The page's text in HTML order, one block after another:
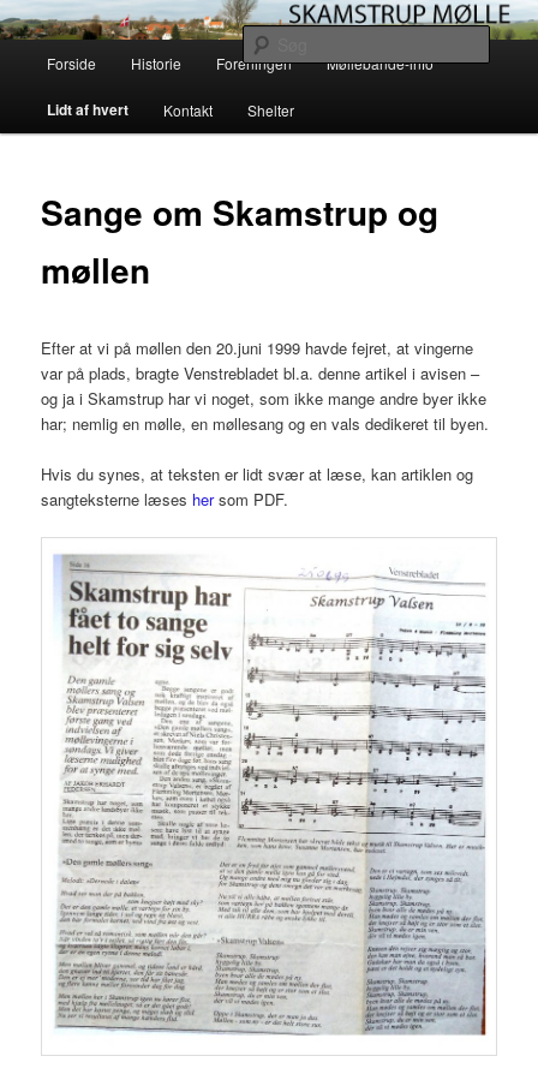
Fortsæt
til
primært
Skamstrup Mølle
Skamstrup Møllelaug driver og vedligeholder den gamle vindmølle i
Skamstrup på vestsjælland. Læs her om møllens historie og mekanik eller
book en overnatning med en helt unik solopgang i en af vores shelters.
Søg
Forside Historie Foreningen Møllebande-info
Lidt af hvert Kontakt Shelter
Sange om Skamstrup og
møllen
Efter at vi på møllen den 20.juni 1999 havde fejret, at vingerne
var på plads, bragte Venstrebladet bl.a. denne artikel i avisen –
og ja i Skamstrup har vi noget, som ikke mange andre byer ikke
har; nemlig en mølle, en møllesang og en vals dedikeret til byen.
Hvis du synes, at teksten er lidt svær at læse, kan artiklen og
sangteksterne læses hersom PDF.